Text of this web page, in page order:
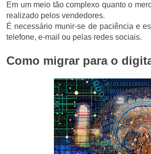
Em um meio tão complexo quanto o
realizado pelos vendedores.
É necessário munir-se de paciência e
telefone, e-mail ou pelas redes sociais.
Como migrar para o